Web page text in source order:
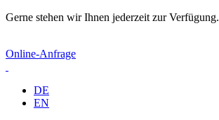
Gerne stehen wir Ihnen jederzeit zur Verfügung.
Online-Anfrage
DE
EN